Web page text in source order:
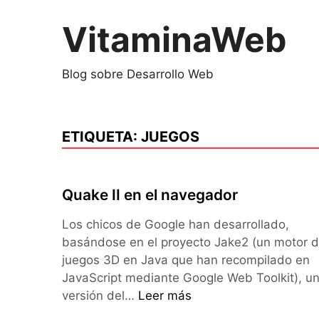
VitaminaWeb
Blog sobre Desarrollo Web
ETIQUETA: JUEGOS
Quake II en el navegador
Los chicos de Google han desarrollado,
basándose en el proyecto Jake2 (un motor
juegos 3D en Java que han recompilado en
JavaScript mediante Google Web Toolkit),
versión del… Quake
Leer más